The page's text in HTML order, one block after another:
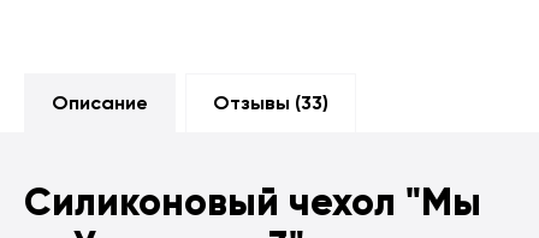
Описание Отзывы (33)
Силиконовый чехол "Мы